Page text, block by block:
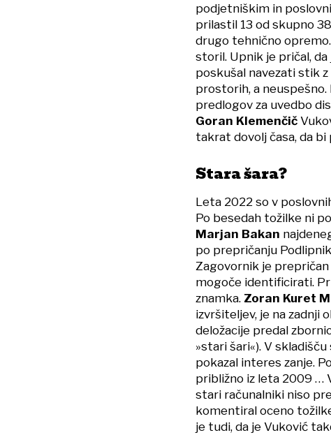
podjetniškim in
prilastil 13 od skupno
drugo tehnično
storil. Upnik je pričal,
poskušal navezati stik
prostorih, a
predlogov za uvedbo
Goran Klemenčič
takrat dovolj časa, da
Stara šara?
Leta 2022 so v
Po besedah tožilke ni
Marjan Bakan
po prepričanju
Zagovornik je prepričan
mogoče identificirati.
znamka. Zoran Kuret
izvršiteljev, je na zadnji
deložacije predal
»stari šari«). V
pokazal interes zanje.
približno iz leta 2009 …
stari računalniki niso
komentiral oceno
je tudi, da je Vuković